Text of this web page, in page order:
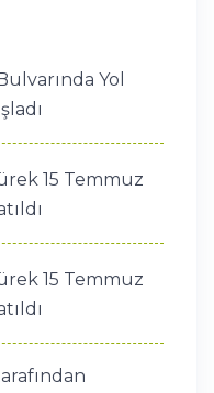
Yol
15 Temmuz
15 Temmuz